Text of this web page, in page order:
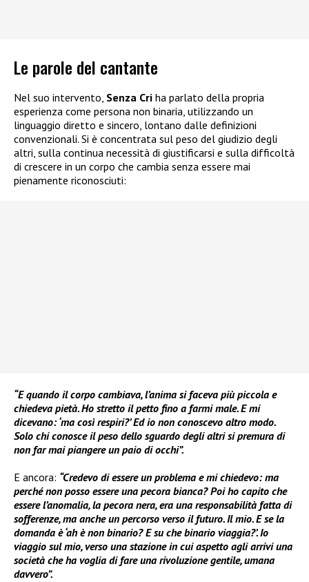
Le parole del cantante
Nel suo intervento, Senza Cri ha parlato della propria
esperienza come persona non binaria, utilizzando un
linguaggio diretto e sincero, lontano dalle definizioni
convenzionali. Si è concentrata sul peso del giudizio degli
altri, sulla continua necessità di giustificarsi e sulla difficoltà
di crescere in un corpo che cambia senza essere mai
pienamente riconosciuti:
“E quando il corpo cambiava, l’anima si faceva più piccola e
chiedeva pietà. Ho stretto il petto fino a farmi male. E mi
dicevano: ‘ma così respiri?’ Ed io non conoscevo altro modo.
Solo chi conosce il peso dello sguardo degli altri si premura di
non far mai piangere un paio di occhi”.
E ancora: “Credevo di essere un problema e mi chiedevo: ma
perché non posso essere una pecora bianca? Poi ho capito che
essere l’anomalia, la pecora nera, era una responsabilità fatta di
sofferenze, ma anche un percorso verso il futuro. Il mio. E se la
domanda è ‘ah è non binario? E su che binario viaggia?’. Io
viaggio sul mio, verso una stazione in cui aspetto agli arrivi una
società che ha voglia di fare una rivoluzione gentile, umana
davvero”.